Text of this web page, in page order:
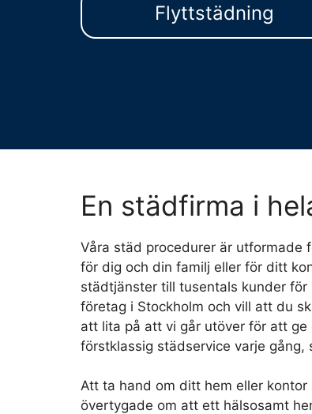
Flyttstädning
En städfirma i
Våra städ procedurer är utformade
för dig och din familj eller för ditt
städtjänster till tusentals kunder för
företag i Stockholm och vill att du
att lita på att vi går utöver för att ge
förstklassig städservice varje gång,
Att ta hand om ditt hem eller
övertygade om att ett hälsosamt